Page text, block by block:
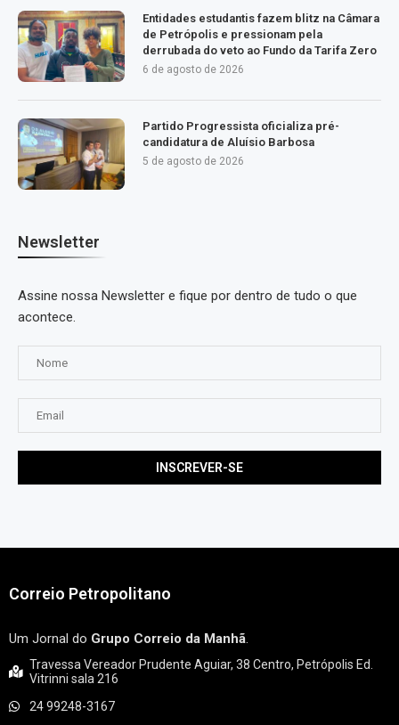
Entidades estudantis fazem blitz na Câmara
de Petrópolis e pressionam pela
derrubada do veto ao Fundo da Tarifa Zero
6 de agosto de 2026
Partido Progressista oficializa pré-
candidatura de Aluísio Barbosa
5 de agosto de 2026
Newsletter
Assine nossa Newsletter e fique por dentro de tudo o que
acontece.
Correio Petropolitano
Um Jornal do Grupo Correio da Manhã.
Travessa Vereador Prudente Aguiar, 38 Centro, Petrópolis Ed.
Vitrinni sala 216
24 99248-3167